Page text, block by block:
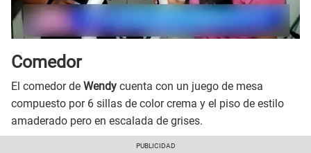
Comedor
El comedor de Wendy cuenta con un juego de mesa
compuesto por 6 sillas de color crema y el piso de estilo
amaderado pero en escalada de grises.